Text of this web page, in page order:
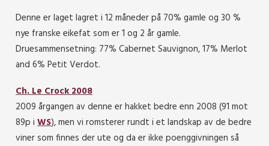
Denne er laget lagret i 12 måneder på 70% gamle og 30 %
nye franske eikefat som er 1 og 2 år gamle.
Druesammensetning: 77% Cabernet Sauvignon, 17% Merlot
and 6% Petit Verdot.
Ch. Le Crock 2008
2009 årgangen av denne er hakket bedre enn 2008 (91 mot
89p i WS), men vi romsterer rundt i et landskap av de bedre
viner som finnes der ute og da er ikke poenggivningen så